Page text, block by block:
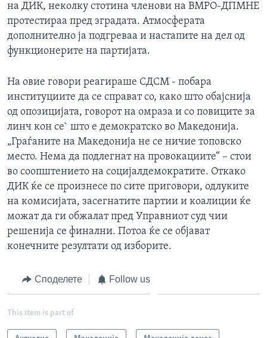
на ДИК, неколку стотина членови на ВМРО-ДПМНЕ
протестираа пред зградата. Атмосферата
дополнително ја подгреваа и настапите на дел од
функционерите на партијата.
На овие говори реагираше СДСМ - побара
институциите да се справат со, како што обајснија
од опозицијата, говорот на омраза и со повиците за
линч кон се` што е демократско во Македонија.
„Граѓаните на Македонија не се ничие топовско
место. Нема да подлегнат на провокациите“ – стои
во соопштението на социјалдемократите. Откако
ДИК ќе се произнесе по сите приговори, одлуките
на комисијата, засегнатите партии и коалиции ќе
можат да ги обжалат пред Управниот суд чии
решенија се финални. Потоа ќе се објават
конечните резултати од изборите.
Споделете Follow us
This item is part of